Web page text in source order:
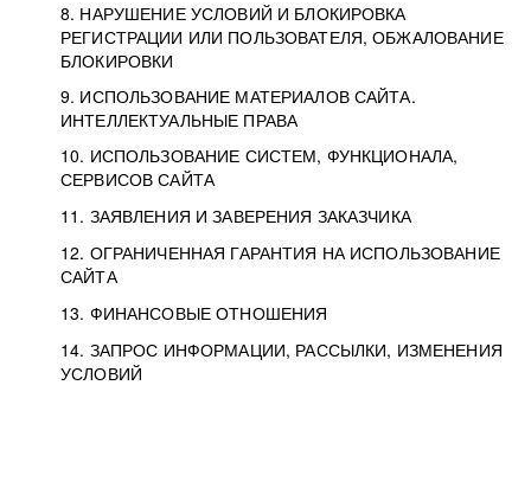
8. НАРУШЕНИЕ УСЛОВИЙ И БЛОКИРОВКА
РЕГИСТРАЦИИ ИЛИ ПОЛЬЗОВАТЕЛЯ, ОБЖАЛОВАНИЕ
БЛОКИРОВКИ
9. ИСПОЛЬЗОВАНИЕ МАТЕРИАЛОВ САЙТА.
ИНТЕЛЛЕКТУАЛЬНЫЕ ПРАВА
10. ИСПОЛЬЗОВАНИЕ СИСТЕМ, ФУНКЦИОНАЛА,
СЕРВИСОВ САЙТА
11. ЗАЯВЛЕНИЯ И ЗАВЕРЕНИЯ ЗАКАЗЧИКА
12. ОГРАНИЧЕННАЯ ГАРАНТИЯ НА ИСПОЛЬЗОВАНИЕ
САЙТА
13. ФИНАНСОВЫЕ ОТНОШЕНИЯ
14. ЗАПРОС ИНФОРМАЦИИ, РАССЫЛКИ, ИЗМЕНЕНИЯ
УСЛОВИЙ